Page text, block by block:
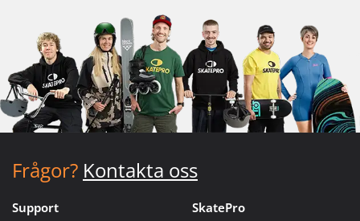
Frågor? Kontakta oss
Support SkatePro